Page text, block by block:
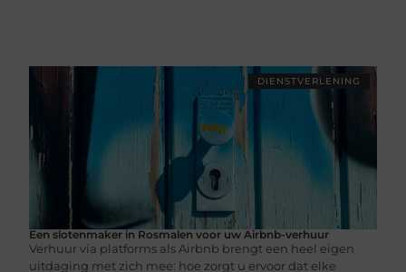
DIENSTVERLENING
Een slotenmaker in Rosmalen voor uw Airbnb-verhuur
Verhuur via platforms als Airbnb brengt een heel eigen
uitdaging met zich mee: hoe zorgt u ervoor dat elke